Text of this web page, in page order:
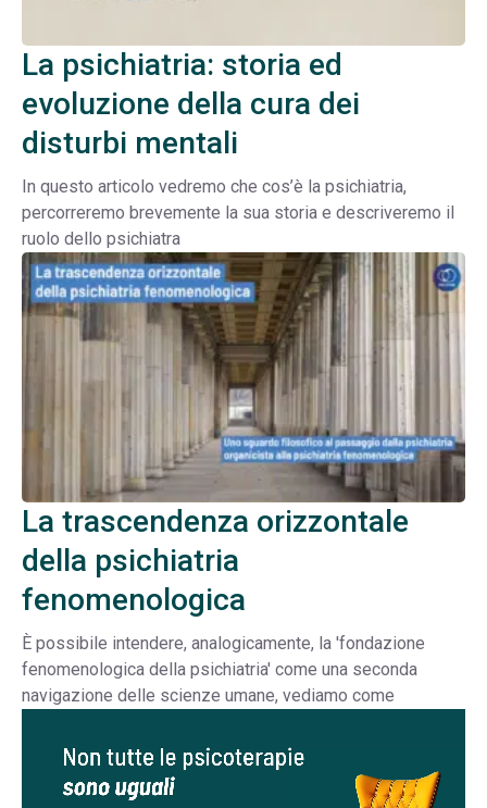
La psichiatria: storia ed
evoluzione della cura dei
disturbi mentali
In questo articolo vedremo che cos’è la psichiatria,
percorreremo brevemente la sua storia e descriveremo il
ruolo dello psichiatra
La trascendenza orizzontale
della psichiatria
fenomenologica
È possibile intendere, analogicamente, la 'fondazione
fenomenologica della psichiatria' come una seconda
navigazione delle scienze umane, vediamo come